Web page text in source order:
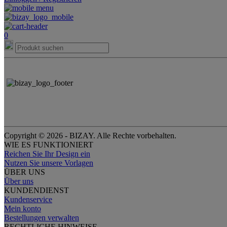
0
Copyright © 2026 - BIZAY. Alle Rechte vorbehalten.
WIE ES FUNKTIONIERT
Reichen Sie Ihr Design ein
Nutzen Sie unsere Vorlagen
ÜBER UNS
Über uns
KUNDENDIENST
Kundenservice
Mein konto
Bestellungen verwalten